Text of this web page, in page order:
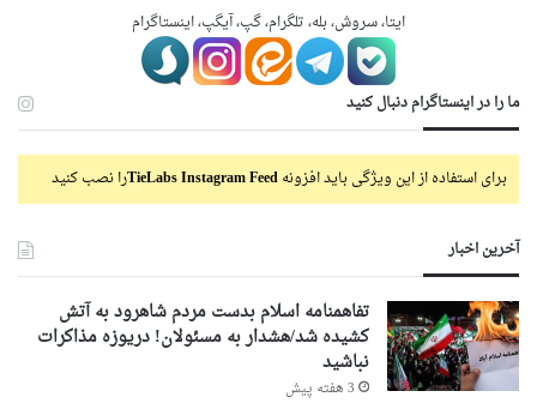
ایتا، سروش، بله، تلگرام، گپ، آیگپ، اینستاگرام
ما را در اینستاگرام دنبال کنید
برای استفاده از این ویژگی باید افزونهTieLabs Instagram Feedرا نصب کنید
آخرین اخبار
تفاهمنامه اسلام بدست مردم شاهرود به آتش
کشیده شد/هشدار به مسئولان! دریوزه مذاکرات
نباشید
3 هفته پیش